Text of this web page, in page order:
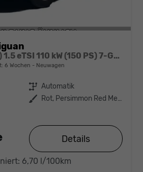
Edition (Edition) 1.5 eTSI 110 kW (150 PS) 7-Gang DSG
6 Wochen Neuwagen
Getriebe Automatik
Außenfarbe
Rot, Persimmon Red Metallic (D3)
Details
6,70 l/100km